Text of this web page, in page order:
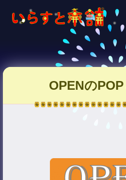
OPENのPOP